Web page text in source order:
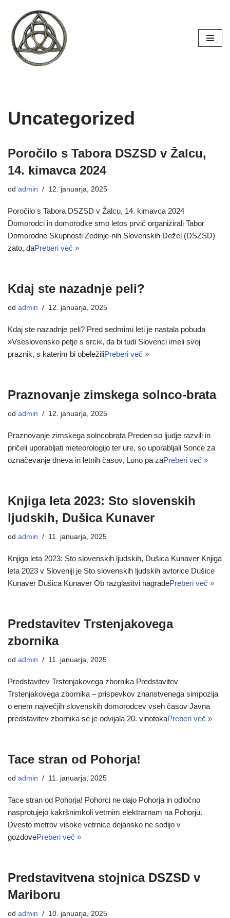
Skoči
na
vsebino
Uncategorized
Poročilo s Tabora DSZSD v Žalcu,
14. kimavca 2024
od admin 12. januarja, 2025
Poročilo s Tabora DSZSD v Žalcu, 14. kimavca 2024
Domorodci in domorodke smo letos prvič organizirali Tabor
Domorodne Skupnosti Zedinje-nih Slovenskih Dežel (DSZSD)
zato, daPreberi več »
Kdaj ste nazadnje peli?
od admin 12. januarja, 2025
Kdaj ste nazadnje peli? Pred sedmimi leti je nastala pobuda
»Vseslovensko petje s srci«, da bi tudi Slovenci imeli svoj
praznik, s katerim bi obeležiliPreberi več »
Praznovanje zimskega solnco-brata
od admin 12. januarja, 2025
Praznovanje zimskega solncobrata Preden so ljudje razvili in
pričeli uporabljati meteorologijo ter ure, so uporabljali Sonce za
označevanje dneva in letnih časov, Luno pa zaPreberi več »
Knjiga leta 2023: Sto slovenskih
ljudskih, Dušica Kunaver
od admin 11. januarja, 2025
Knjiga leta 2023: Sto slovenskih ljudskih, Dušica Kunaver Knjiga
leta 2023 v Sloveniji je Sto slovenskih ljudskih avtorice Dušice
Kunaver Dušica Kunaver Ob razglasitvi nagradePreberi več »
Predstavitev Trstenjakovega
zbornika
od admin 11. januarja, 2025
Predstavitev Trstenjakovega zbornika Predstavitev
Trstenjakovega zbornika – prispevkov znanstvenega simpozija
o enem največjih slovenskih domorodcev vseh časov Javna
predstavitev zbornika se je odvijala 20. vinotokaPreberi več »
Tace stran od Pohorja!
od admin 11. januarja, 2025
Tace stran od Pohorja! Pohorci ne dajo Pohorja in odločno
nasprotujejo kakršnimkoli vetrnim elektrarnam na Pohorju.
Dvesto metrov visoke vetrnice dejansko ne sodijo v
gozdovePreberi več »
Predstavitvena stojnica DSZSD v
Mariboru
od admin 10. januarja, 2025